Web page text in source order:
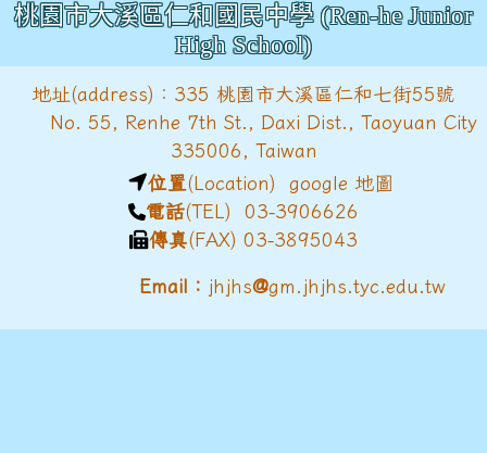
桃園市大溪區仁和國民中學 (Ren-he Junior
High School)
地址(address)：335 桃園市大溪區仁和七街55號
No. 55, Renhe 7th St., Daxi Dist., Taoyuan City
335006, Taiwan
位置(Location) google 地圖
電話(TEL) 03-3906626
傳真(FAX) 03-3895043
Email： jhjhs@gm.jhjhs.tyc.edu.tw